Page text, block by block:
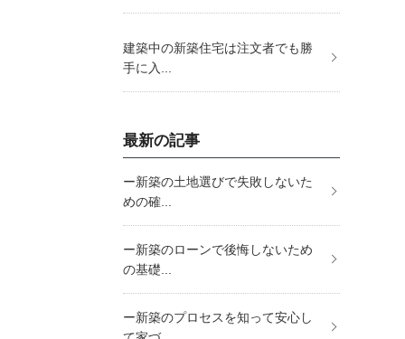
建築中の新築住宅は注文者でも勝
手に入...
最新の記事
ー新築の土地選びで失敗しないた
めの確...
ー新築のローンで後悔しないため
の基礎...
ー新築のプロセスを知って安心し